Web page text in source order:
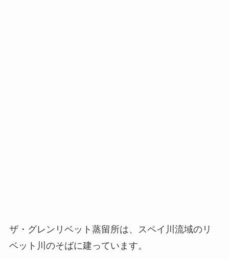
ザ・グレンリベット蒸留所は、スペイ川流域のリ
ベット川のそばに建っています。